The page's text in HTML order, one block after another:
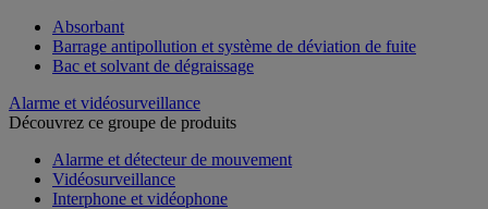
Absorbant
Barrage antipollution et système de déviation de fuite
Bac et solvant de dégraissage
Alarme et vidéosurveillance
Découvrez ce groupe de produits
Alarme et détecteur de mouvement
Vidéosurveillance
Interphone et vidéophone